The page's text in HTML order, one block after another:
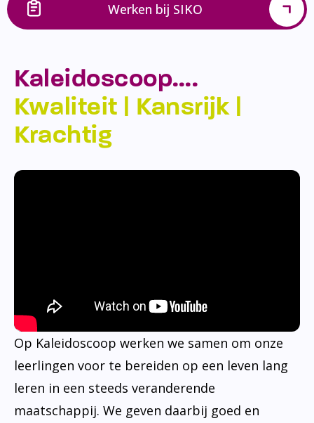
Werken bij SIKO
Kaleidoscoop….
Kwaliteit | Kansrijk |
Krachtig
Op Kaleidoscoop werken we samen om onze
leerlingen voor te bereiden op een leven lang
leren in een steeds veranderende
maatschappij. We geven daarbij goed en